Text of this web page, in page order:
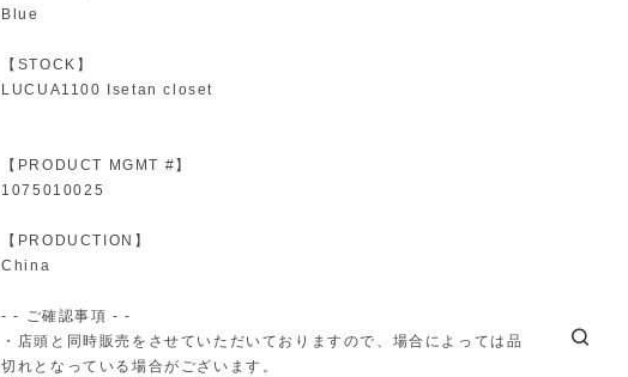
Blue
【STOCK】
LUCUA1100 Isetan closet
【PRODUCT MGMT #】
1075010025
【PRODUCTION】
China
- - ご確認事項 - -
・店頭と同時販売をさせていただいておりますので、場合によっては品
切れとなっている場合がございます。